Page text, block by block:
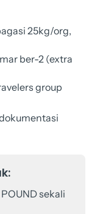
25kg/org,
ber-2 (extra
group
sekali